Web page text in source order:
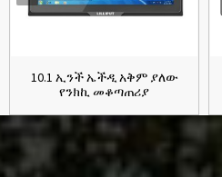
10.1 ኢንች ኤችዲ አቅም ያለው
የንክኪ መቆጣጠሪያ